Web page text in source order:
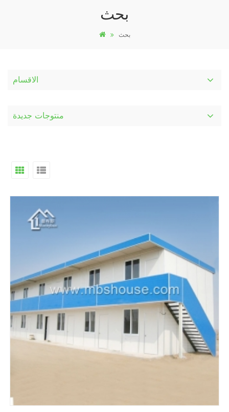
بحث
بحث
الاقسام
منتوجات جديدة